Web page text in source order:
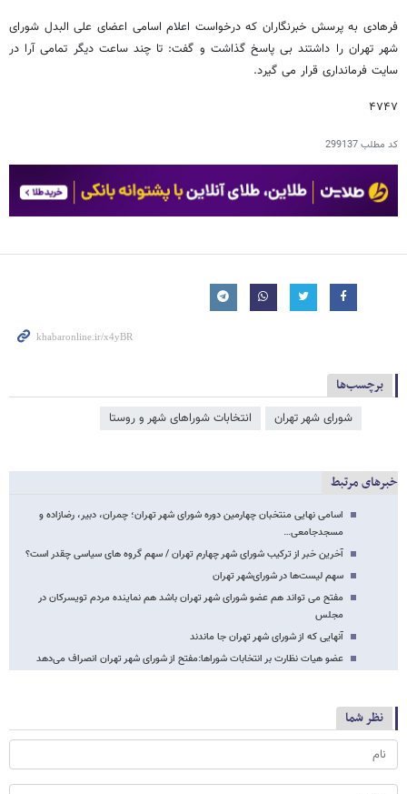
فرهادی به پرسش خبرنگاران که درخواست اعلام اسامی اعضای علی البدل شورای
شهر تهران را داشتند بی پاسخ گذاشت و گفت: تا چند ساعت دیگر تمامی آرا در
سایت فرمانداری قرار می گیرد.
۴۷۴۷
کد مطلب299137
برچسب‌ها
شورای شهر تهران انتخابات شوراهای شهر و روستا
خبرهای مرتبط
اسامی نهایی منتخبان چهارمین دوره شورای شهر تهران؛ چمران، دبیر، رضازاده و
مسجدجامعی…
آخرین خبر از ترکیب شورای شهر چهارم تهران / سهم گروه های سیاسی چقدر است؟
سهم لیست‌ها در شورای‌شهر تهران
مفتح می تواند هم عضو شورای شهر تهران باشد هم نماینده مردم تویسرکان در
مجلس
آنهایی که از شورای شهر تهران جا ماندند
عضو هیات نظارت بر انتخابات شوراها:مفتح از شورای شهر تهران انصراف می‌دهد
نظر شما